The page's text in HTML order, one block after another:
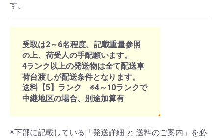
す。
受取は2～6名程度、記載重量参照
の上、荷受人の手配願います。
4ランク以上の発送物は全て配送車
荷台渡しが配送条件となります。
送料【5】ランク ※4～10ランクで
中継地区の場合、別途加算有
※下部に記載している「発送詳細 と 送料のご案内」を必